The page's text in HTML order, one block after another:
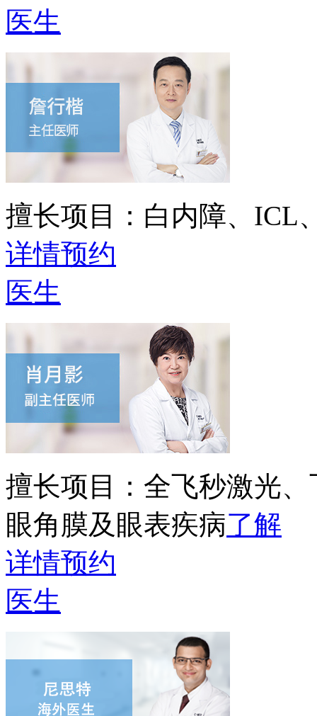
医生
擅长项目： 白内障、ICL
详情预约
医生
擅长项目： 全飞秒激光
眼角膜及眼表疾病了解
详情预约
医生